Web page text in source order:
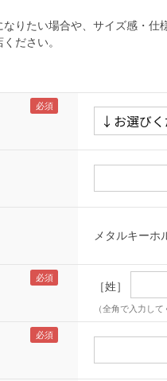
りたい場合や、サイズ感・仕
ださい。
メタルキーホ
［姓］
（全角で入力して